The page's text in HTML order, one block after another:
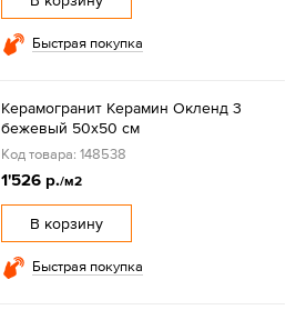
Быстрая покупка
Керамогранит Керамин Окленд 3
бежевый 50x50 см
Код товара: 148538
1'526 р./м2
В корзину
Быстрая покупка